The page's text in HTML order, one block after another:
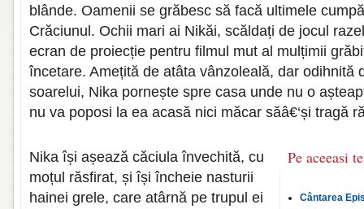
blânde. Oamenii se grăbesc să facă ultimele
Crăciunul. Ochii mari ai Nikăi, scăldați de jocul
ecran de proiecție pentru filmul mut al mulțimii
încetare. Amețită de atâta vânzoleală, dar odihnită
soarelui, Nika pornește spre casa unde nu o
nu va poposi la ea acasă nici măcar săâ€‘și tragă
Pe aceeasi
Cântarea
Nika își așează căciula învechită, cu
moțul răsfirat, și își încheie nasturii
hainei grele, care atârnă pe trupul ei